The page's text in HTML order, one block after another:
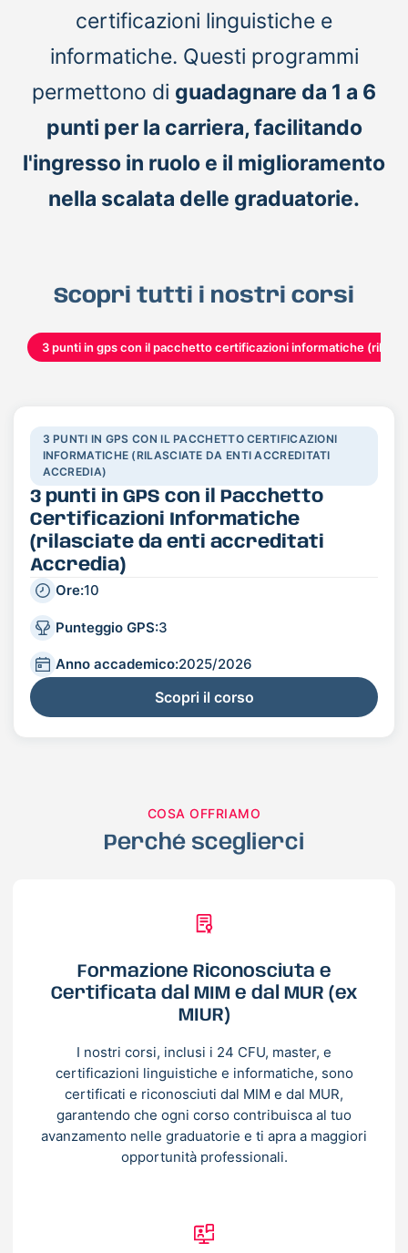
certificazioni linguistiche e
informatiche. Questi programmi
permettono di guadagnare da 1 a 6
punti per la carriera, facilitando
l'ingresso in ruolo e il miglioramento
nella scalata delle graduatorie.
Scopri tutti i nostri corsi
3 punti in gps con il pacchetto certificazioni informatiche
3 PUNTI IN GPS CON IL PACCHETTO CERTIFICAZIONI
INFORMATICHE (RILASCIATE DA ENTI ACCREDITATI
ACCREDIA)
3 punti in GPS con il Pacchetto
Certificazioni Informatiche
(rilasciate da enti accreditati
Accredia)
Ore:10
Punteggio GPS:3
Anno accademico:2025/2026
Scopri il corso
COSA OFFRIAMO
Perché sceglierci
Formazione Riconosciuta e
Certificata dal MIM e dal MUR (ex
MIUR)
I nostri corsi, inclusi i 24 CFU, master, e
certificazioni linguistiche e informatiche, sono
certificati e riconosciuti dal MIM e dal MUR,
garantendo che ogni corso contribuisca al tuo
avanzamento nelle graduatorie e ti apra a maggiori
opportunità professionali.